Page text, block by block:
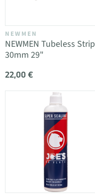
NEWMEN
NEWMEN Tubeless Strip
30mm 29"
22,00 €